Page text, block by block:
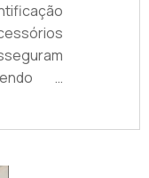
a
visual
para a